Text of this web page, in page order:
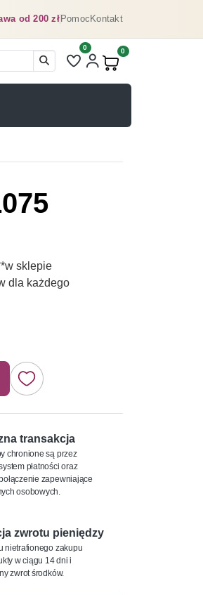
od 200 złPomocKontakt
Liczba pozycji na liście
0
Produkty w koszyku:
0
sklepie
dla każdego
transakcja
chronione są przez
płatności oraz
zapewniające
osobowych.
zwrotu pieniędzy
nietrafionego zakupu
w ciągu 14 dni i
zwrot środków.